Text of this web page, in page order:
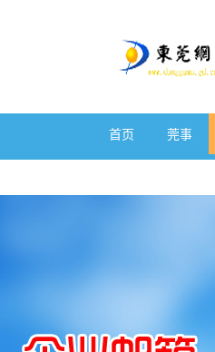
首页 莞事